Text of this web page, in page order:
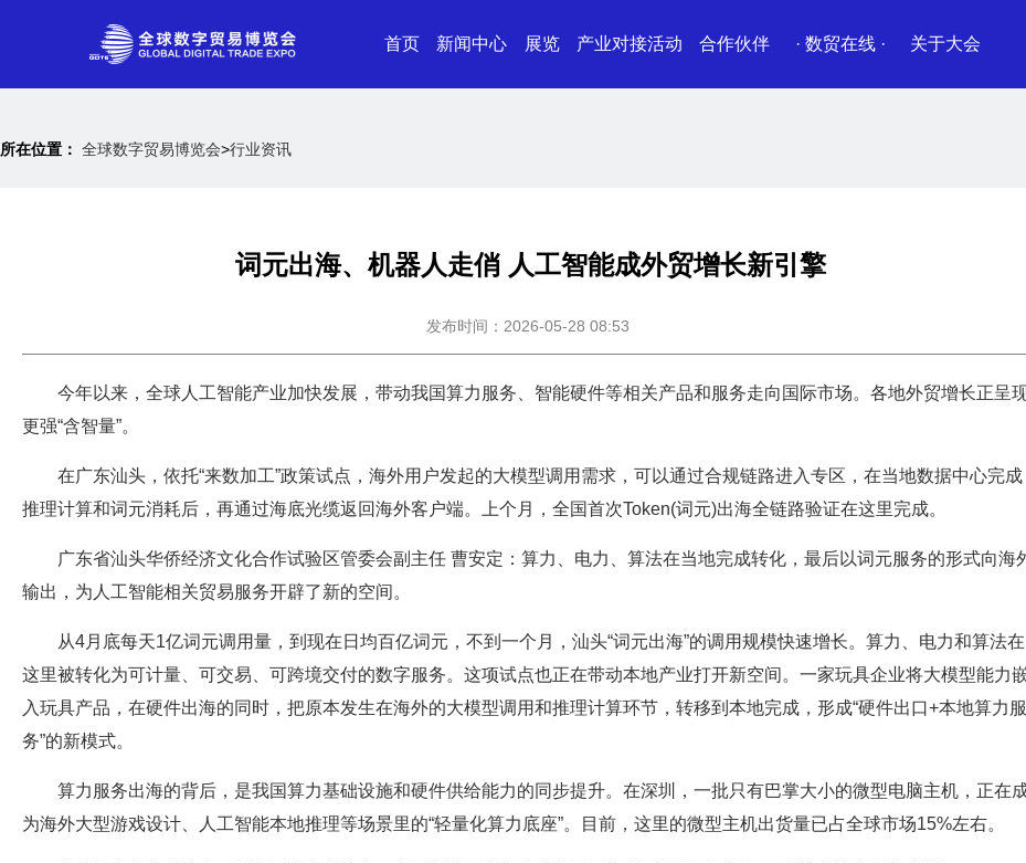
首页 新闻中心 展览 产业对接活动 合作伙伴 · 数贸在线 · 关于大会
所在位置： 全球数字贸易博览会>行业资讯
词元出海、机器人走俏 人工智能成外贸增长新引擎
发布时间：2026-05-28 08:53
今年以来，全球人工智能产业加快发展，带动我国算力服务、智能硬件等相关产品和服务走向国际市场。各地外贸增长正呈
更强“含智量”。
在广东汕头，依托“来数加工”政策试点，海外用户发起的大模型调用需求，可以通过合规链路进入专区，在当地数据中心完成
推理计算和词元消耗后，再通过海底光缆返回海外客户端。上个月，全国首次Token(词元)出海全链路验证在这里完成。
广东省汕头华侨经济文化合作试验区管委会副主任 曹安定：算力、电力、算法在当地完成转化，最后以词元服务的形式向海
输出，为人工智能相关贸易服务开辟了新的空间。
从4月底每天1亿词元调用量，到现在日均百亿词元，不到一个月，汕头“词元出海”的调用规模快速增长。算力、电力和算法在
这里被转化为可计量、可交易、可跨境交付的数字服务。这项试点也正在带动本地产业打开新空间。一家玩具企业将大模型能力
入玩具产品，在硬件出海的同时，把原本发生在海外的大模型调用和推理计算环节，转移到本地完成，形成“硬件出口+本地算力服
务”的新模式。
算力服务出海的背后，是我国算力基础设施和硬件供给能力的同步提升。在深圳，一批只有巴掌大小的微型电脑主机，正在
为海外大型游戏设计、人工智能本地推理等场景里的“轻量化算力底座”。目前，这里的微型主机出货量已占全球市场15%左右。